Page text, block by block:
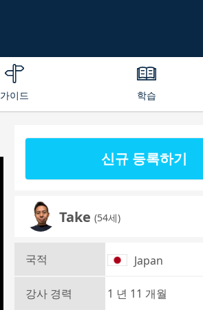
가이드 학습
신규 등록하기
Take (54세)
국적 Japan
강사 경력 1 년 11 개월